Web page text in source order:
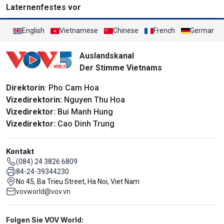
Laternenfestes vor
English Vietnamese Chinese French German
Auslandskanal
Der Stimme Vietnams
Direktorin: Pho Cam Hoa
Vizedirektorin: Nguyen Thu Hoa
Vizedirektor: Bui Manh Hung
Vizedirektor: Cao Dinh Trung
Kontakt
(084) 24 3826 6809
84-24-39344230
No 45, Ba Trieu Street, Ha Noi, Viet Nam
vovworld@vov.vn
Mạng xã hội
Folgen Sie VOV World: